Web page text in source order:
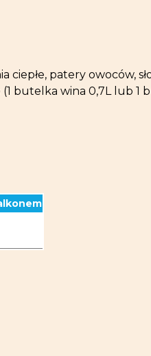
patery owoców,
butelka wina 0,7L lub 1